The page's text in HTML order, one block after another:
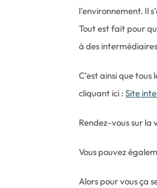
l’environnement. Il
Tout est fait pour
à des
C’est ainsi que
cliquant ici :Site
Rendez-vous sur la
Vous pouvez
Alors pour vous ça